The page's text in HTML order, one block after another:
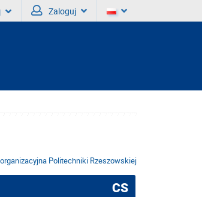
Zaloguj
Politechniki Rzeszowskiej
CS